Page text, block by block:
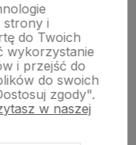
strony i
do Twoich
wykorzystanie
i przejść do
do swoich
zgody".
w naszej